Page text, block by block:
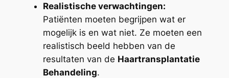
Realistische verwachtingen:
Patiënten moeten begrijpen wat er
mogelijk is en wat niet. Ze moeten een
realistisch beeld hebben van de
resultaten van de Haartransplantatie
Behandeling.